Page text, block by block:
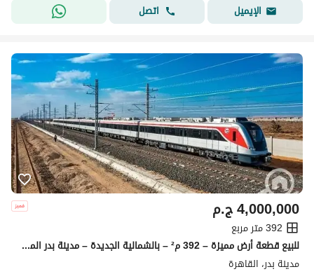
الإيميل
اتصل
ج.م4,000,000
392 متر مربع
للبيع قطعة أرض مميزة – 392 م² – بالشمالية الجديدة – مدينة بدر المساحة: 392 متر مربع ناصية في موقع مميز وعلى الخدمات مباشرة.
مدينة بدر، القاهرة